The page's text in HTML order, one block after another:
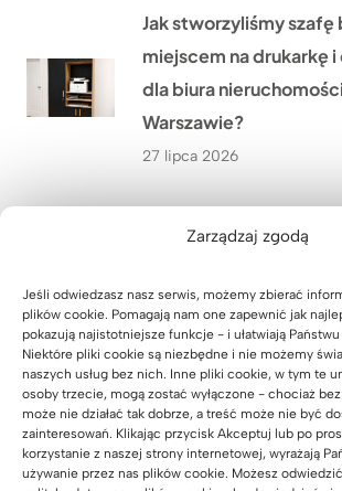
Zarządzaj zgodą
Jeśli odwiedzasz nasz serwis, możemy zbierać
plików cookie. Pomagają nam one zapewnić jak
pokazują najistotniejsze funkcje - i ułatwiają
Niektóre pliki cookie są niezbędne i nie możemy
naszych usług bez nich. Inne pliki cookie, w tym te
osoby trzecie, mogą zostać wyłączone - chociaż
może nie działać tak dobrze, a treść może nie być
zainteresowań. Klikając przycisk Akceptuj lub po
korzystanie z naszej strony internetowej, wyrażają
używanie przez nas plików cookie. Możesz
Jak stworzyliśmy szafę
miejscem na drukarkę
dla biura
Warszawie?
27 lipca 2026
Lada recepcyjna z
Niemiec
24 lipca 2026
Jak wyposażyliśmy
SixPack Fitness w
meble na wymiar?